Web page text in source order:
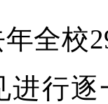
校29
进行